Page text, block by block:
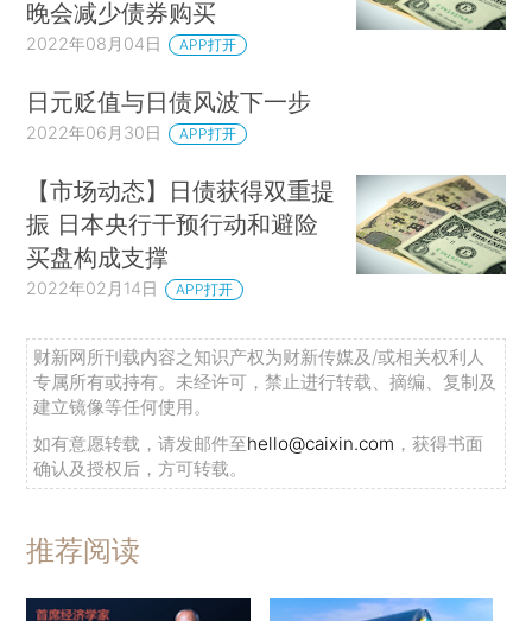
晚会减少债券购买
2022年08月04日 APP打开
日元贬值与日债风波下一步
2022年06月30日 APP打开
【市场动态】日债获得双重提
振 日本央行干预行动和避险
买盘构成支撑
2022年02月14日 APP打开
财新网所刊载内容之知识产权为财新传媒及/或相关权利人
专属所有或持有。未经许可，禁止进行转载、摘编、复制及
建立镜像等任何使用。
如有意愿转载，请发邮件至hello@caixin.com ，获得书面
确认及授权后，方可转载。
推荐阅读